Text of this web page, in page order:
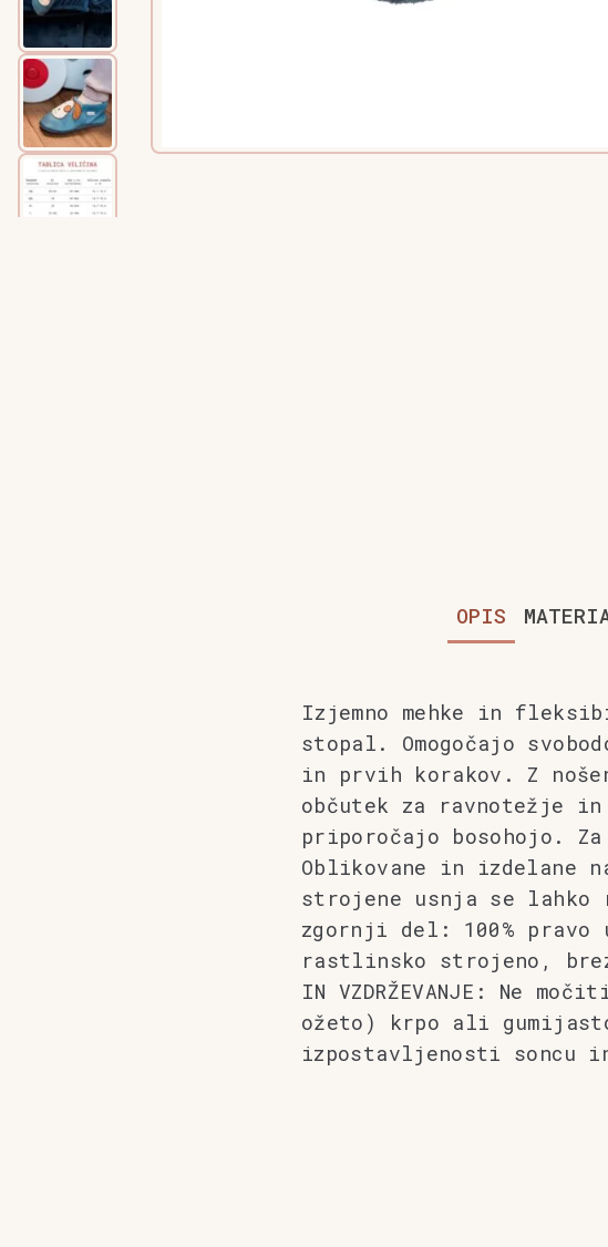
OPIS
Izjemno mehke in
stopal. Omogočajo
in prvih korakov. Z
občutek za ravnotežje
priporočajo bosohojo.
Oblikovane in izdelane
strojene usnja se lahko
zgornji del: 100% pravo
rastlinsko strojeno,
IN VZDRŽEVANJE: Ne
ožeto) krpo ali
izpostavljenosti soncu